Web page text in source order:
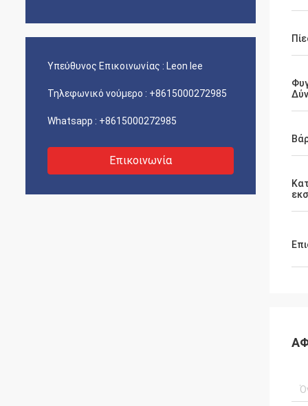
Υπεύθυνος Επικοινωνίας : Leon lee
Τηλεφωνικό νούμερο : +8615000272985
Whatsapp : +8615000272985
Επικοινωνία